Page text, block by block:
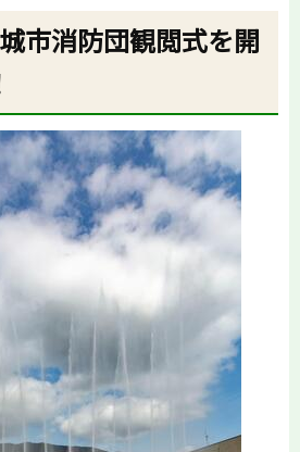
市消防団観閲式を開